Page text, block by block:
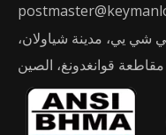
لي شي يي، مدينة شياولان،
قوانغدونغ، الصين